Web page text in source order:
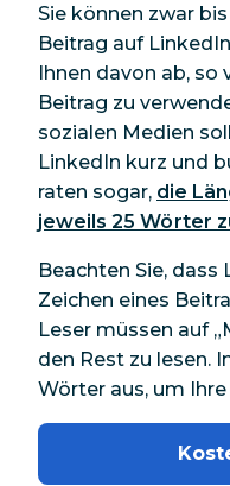
Sie können zwar
Beitrag auf
Ihnen davon ab, so
Beitrag zu
sozialen Medien
LinkedIn kurz und
raten sogar, die
jeweils 25 Wörter
Beachten Sie, dass
Zeichen eines
Leser müssen auf
den Rest zu lesen.
Wörter aus, um